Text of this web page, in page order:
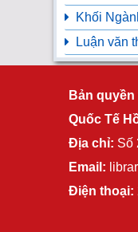
Khối
Luận văn
Bản
Quốc Tế
Địa chỉ: Số
Email:
Điện thoại: